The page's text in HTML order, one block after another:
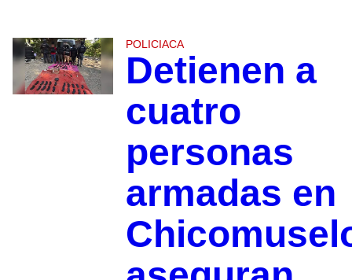
POLICIACA
Detienen a
cuatro
personas
armadas en